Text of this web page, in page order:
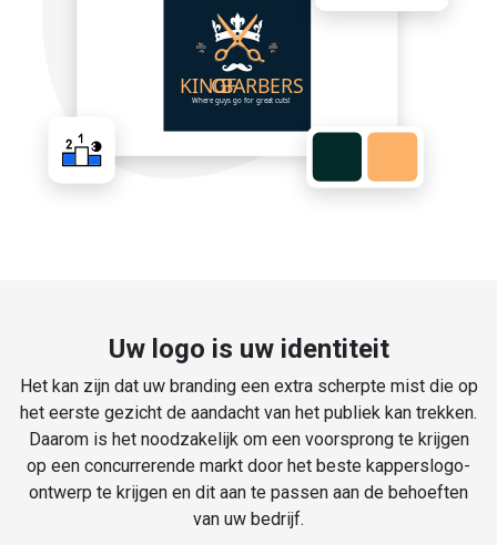
Uw logo is uw identiteit
Het kan zijn dat uw branding een extra scherpte mist die op
het eerste gezicht de aandacht van het publiek kan trekken.
Daarom is het noodzakelijk om een voorsprong te krijgen
op een concurrerende markt door het beste kapperslogo-
ontwerp te krijgen en dit aan te passen aan de behoeften
van uw bedrijf.